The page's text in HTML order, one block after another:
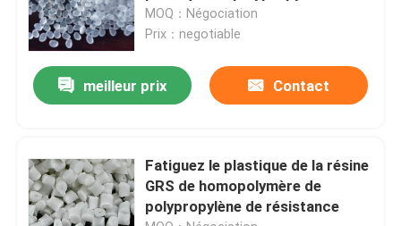
couleur
MOQ：Négociation
Prix：negotiable
meilleur prix Contact
Fatiguez le plastique de la résine
GRS de homopolymère de
polypropylène de résistance